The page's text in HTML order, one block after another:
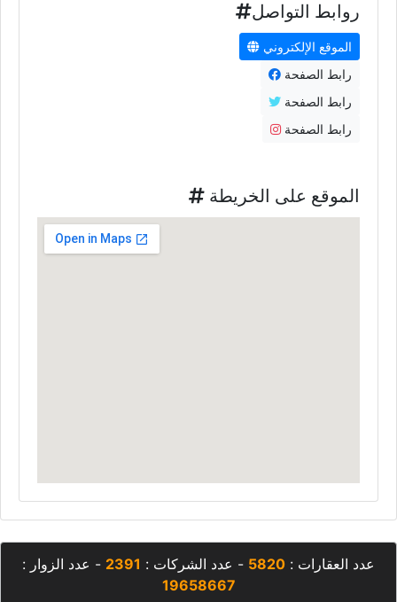
روابط التواصل
الموقع الإلكتروني
رابط الصفحة
رابط الصفحة
رابط الصفحة
الموقع على الخريطة
عدد العقارات : 5820 - عدد الشركات : 2391 - عدد الزوار :
19658667